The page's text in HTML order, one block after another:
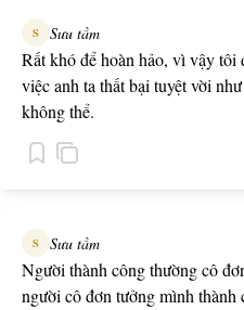
S Sưu tầm
Rất khó để hoàn hảo, vì vậy tôi
việc anh ta thất bại tuyệt vời
không thể.
S Sưu tầm
Người thành công thường cô
người cô đơn tưởng mình thành